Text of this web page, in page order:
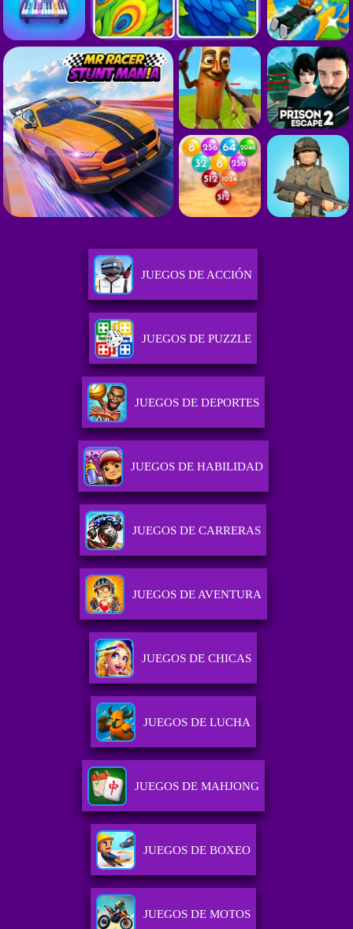
JUEGOS DE ACCIÓN
JUEGOS DE PUZZLE
JUEGOS DE DEPORTES
JUEGOS DE HABILIDAD
JUEGOS DE CARRERAS
JUEGOS DE AVENTURA
JUEGOS DE CHICAS
JUEGOS DE LUCHA
JUEGOS DE MAHJONG
JUEGOS DE BOXEO
JUEGOS DE MOTOS